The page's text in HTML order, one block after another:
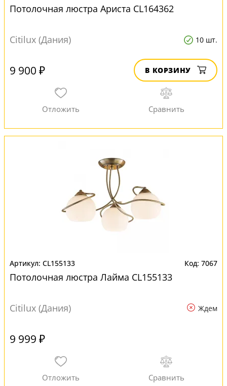
Потолочная люстра Ариста CL164362
Citilux (Дания) 10 шт.
9 900 ₽ В КОРЗИНУ
CL155133 7067
Потолочная люстра Лайма CL155133
Citilux (Дания) Ждем
9 999 ₽